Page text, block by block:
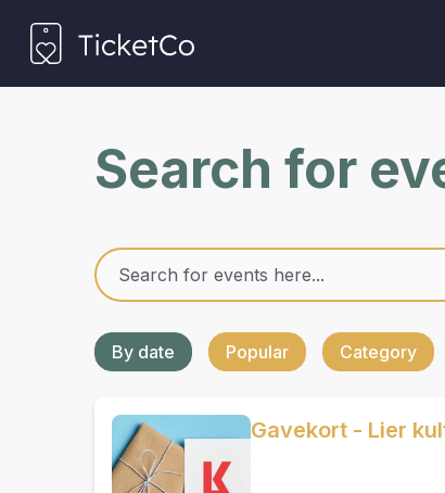
Search for
By date Popular Category
Gavekort - Lier